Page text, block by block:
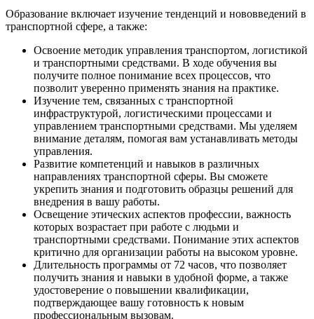
Образование включает изучение тенденций и нововведений в
транспортной сфере, а также:
Освоение методик управления транспортом, логистикой
и транспортными средствами. В ходе обучения вы
получите полное понимание всех процессов, что
позволит уверенно применять знания на практике.
Изучение тем, связанных с транспортной
инфраструктурой, логистическими процессами и
управлением транспортными средствами. Мы уделяем
внимание деталям, помогая вам устанавливать методы
управления.
Развитие компетенций и навыков в различных
направлениях транспортной сферы. Вы сможете
укрепить знания и подготовить образцы решений для
внедрения в вашу работы.
Освещение этических аспектов профессии, важность
которых возрастает при работе с людьми и
транспортными средствами. Понимание этих аспектов
критично для организации работы на высоком уровне.
Длительность программы от 72 часов, что позволяет
получить знания и навыки в удобной форме, а также
удостоверение о повышении квалификации,
подтверждающее вашу готовность к новым
профессиональным вызовам.